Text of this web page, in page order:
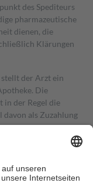
des Spediteurs
pharmazeutische
dienen, die
Klärungen
der Arzt ein
Die
in der Regel die
davon als Zuzahlung
Höhe von zehn
als die tatsächlichen